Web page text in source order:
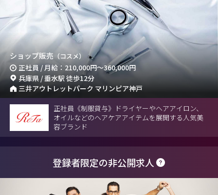
ショップ販売 （コスメ）
正社員 / 月給：210,000円～360,000円
兵庫県 / 垂水駅 徒歩12分
三井アウトレットパーク マリンピア神戸
正社員《制服貸与》ドライヤーやヘアアイロン、
オイルなどのヘアケアアイテムを展開する人気美
容ブランド
登録者限定の非公開求人